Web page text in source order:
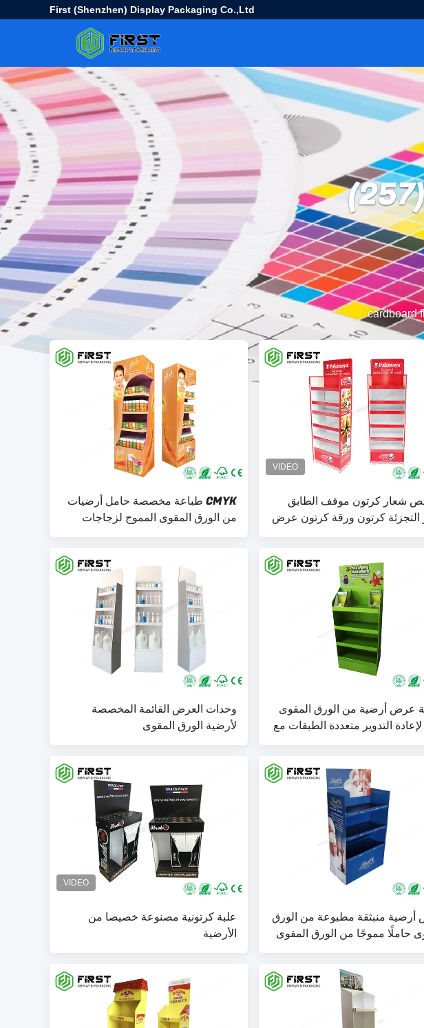
First (Shenzhen) Display Packaging Co.,Ltd
cardboard
CMYK طباعة مخصصة حامل أرضيات
من الورق المقوى المموج لزجاجات
الشراب
شعار كرتون موقف الطابق
التجزئة كرتون ورقة كرتون عرض
الأرضية
وحدات العرض القائمة المخصصة
لأرضية الورق المقوى
عرض أرضية من الورق المقوى
لإعادة التدوير متعددة الطبقات مع
بالألوان الكاملة
علبة كرتونية مصنوعة خصيصا من
الأرضية
أرضية منبثقة مطبوعة من الورق
حاملًا مموجًا من الورق المقوى